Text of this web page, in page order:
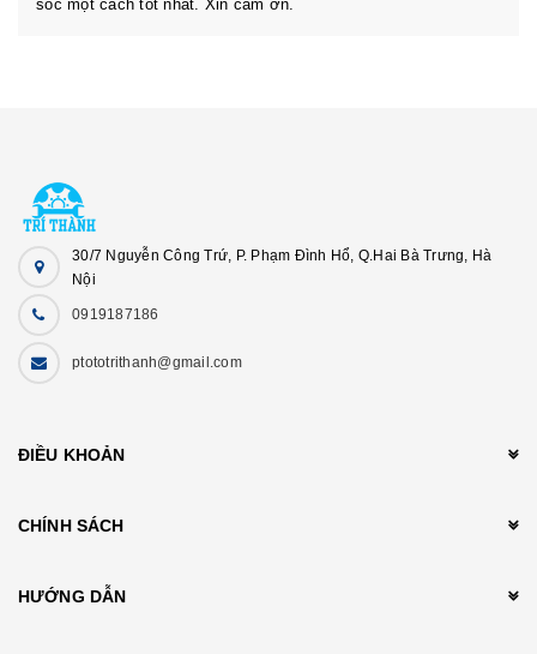
sóc một cách tốt nhất. Xin cảm ơn.
30/7 Nguyễn Công Trứ, P. Phạm Đình Hổ, Q.Hai Bà Trưng, Hà
Nội
0919187186
ptototrithanh@gmail.com
ĐIỀU KHOẢN
CHÍNH SÁCH
HƯỚNG DẪN